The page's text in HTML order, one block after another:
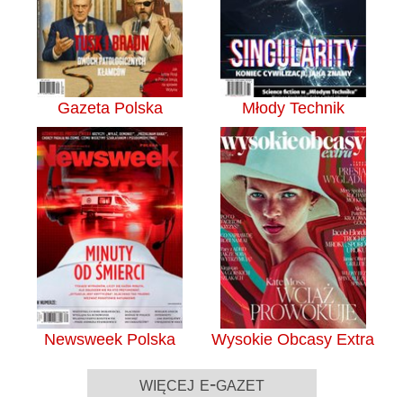
Gazeta Polska Młody Technik
Newsweek Polska Wysokie Obcasy Extra
więcej e-gazet